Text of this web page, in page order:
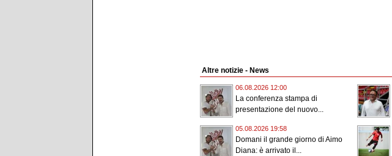
Altre notizie - News
06.08.2026 12:00
La conferenza stampa di
presentazione del nuovo...
05.08.2026 19:58
Domani il grande giorno di Aimo
Diana: è arrivato il...